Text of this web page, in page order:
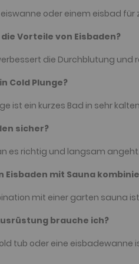
eiswanne oder einem eisbad
die Vorteile von Eisbaden?
die Durchblutung und
Cold Plunge?
ist ein kurzes Bad in sehr
sicher?
es richtig und langsam angeht.
Eisbaden mit Sauna
mit einer garten sauna
brauche ich?
tub oder eine eisbadewanne